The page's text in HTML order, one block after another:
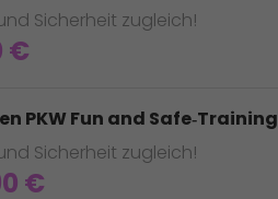
Sicherheit zugleich!
€
PKW Fun and Safe‑Training
Sicherheit zugleich!
€